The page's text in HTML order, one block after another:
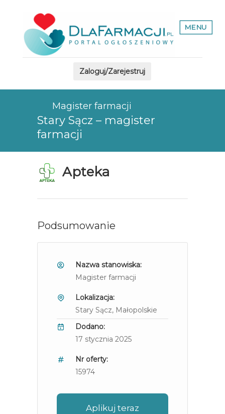
MENU
Zaloguj/Zarejestruj
Magister farmacji
Stary Sącz – magister
farmacji
Apteka
Podsumowanie
Nazwa stanowiska:
Magister farmacji
Lokalizacja:
Stary Sącz, Małopolskie
Dodano:
17 stycznia 2025
Nr oferty:
15974
Aplikuj teraz